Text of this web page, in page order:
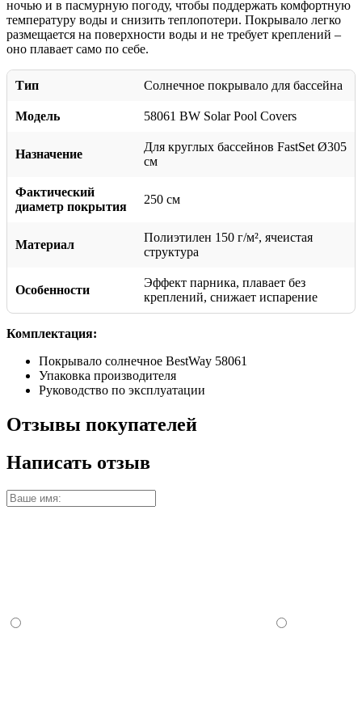
ночью и в пасмурную погоду, чтобы поддержать комфортную
температуру воды и снизить теплопотери. Покрывало легко
размещается на поверхности воды и не требует креплений –
оно плавает само по себе.
Тип Солнечное покрывало для бассейна
Модель 58061 BW Solar Pool Covers
Назначение
Для круглых бассейнов FastSet Ø305
см
Фактический
диаметр покрытия
250 см
Материал
Полиэтилен 150 г/м², ячеистая
структура
Особенности
Эффект парника, плавает без
креплений, снижает испарение
Комплектация:
Покрывало солнечное BestWay 58061
Упаковка производителя
Руководство по эксплуатации
Отзывы покупателей
Написать отзыв